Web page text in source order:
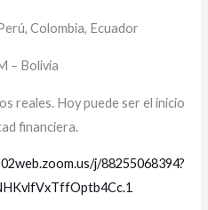
Colombia, Ecuador
– Bolivia
reales. Hoy puede ser el inicio
financiera.
j/88255068394?